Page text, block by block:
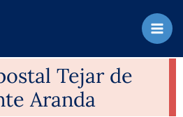
Tejar de
Aranda